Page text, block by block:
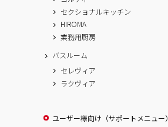
セクショナルキッチン
HIROMA
業務用厨房
バスルーム
セレヴィア
ラクヴィア
ユーザー様向け（サポートメニュー）